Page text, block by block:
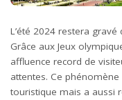
L’été 2024 restera
Grâce aux Jeux
affluence record de
attentes. Ce
touristique mais a aussi